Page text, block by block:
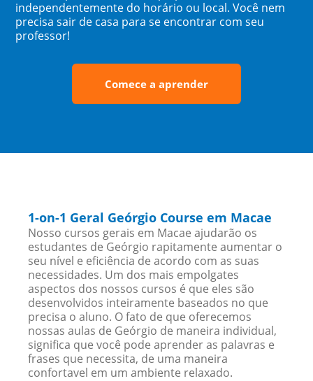
independentemente do horário ou local. Você nem
precisa sair de casa para se encontrar com seu
professor!
Comece a aprender
1-on-1 Geral Geórgio Course em Macae
Nosso cursos gerais em Macae ajudarão os
estudantes de Geórgio rapitamente aumentar o
seu nível e eficiência de acordo com as suas
necessidades. Um dos mais empolgates
aspectos dos nossos cursos é que eles são
desenvolvidos inteiramente baseados no que
precisa o aluno. O fato de que oferecemos
nossas aulas de Geórgio de maneira individual,
significa que você pode aprender as palavras e
frases que necessita, de uma maneira
confortavel em um ambiente relaxado.